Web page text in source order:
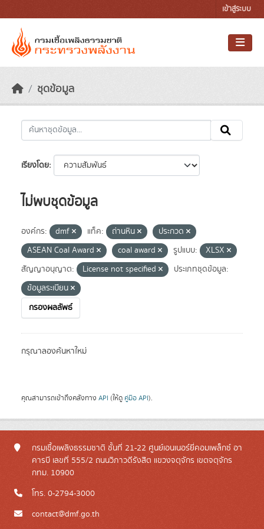
เข้าสู่ระบบ
ชุดข้อมูล
เรียงโดย
ไม่พบชุดข้อมูล
องค์กร: dmf แท็ค: ถ่านหิน
ประกวด
ASEAN Coal Award
coal award รูปแบบ:
XLSX
สัญญาอนุญาต:
License not specified
ประเภทชุดข้อมูล:
ข้อมูลระเบียน
กรองผลลัพธ์
กรุณาลองค้นหาใหม่
คุณสามารถเข้าถึงคลังทาง API (ให้ดู คู่มือ API).
กรมเชื้อเพลิงธรรมชาติ ชั้นที่ 21-22 ศูนย์เอนเนอร์ยี่คอมเพล็กซ์ อา
คารบี เลขที่ 555/2 ถนนวิภาวดีรังสิต แขวงจตุจักร เขตจตุจักร
กทม. 10900
โทร. 0-2794-3000
contact@dmf.go.th